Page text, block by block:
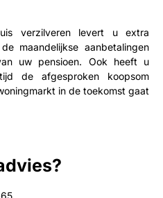
verzilveren levert u extra
maandelijkse aanbetalingen
uw pensioen. Ook heeft u
de afgesproken koopsom
in de toekomst gaat